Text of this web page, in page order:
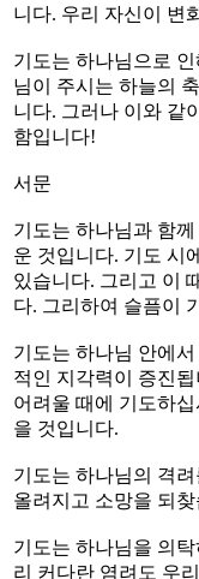
니다. 우리 자신이 변
기도는 하나님으로
님이 주시는 하늘의
니다. 그러나 이와 같
함입니다!
서문
기도는 하나님과 함
운 것입니다. 기도 시
있습니다. 그리고 이
다. 그리하여 슬픔이
기도는 하나님 안에
적인 지각력이 증진
어려울 때에 기도하
을 것입니다.
기도는 하나님의 격
올려지고 소망을 되
기도는 하나님을 의
리 커다란 염려도 우